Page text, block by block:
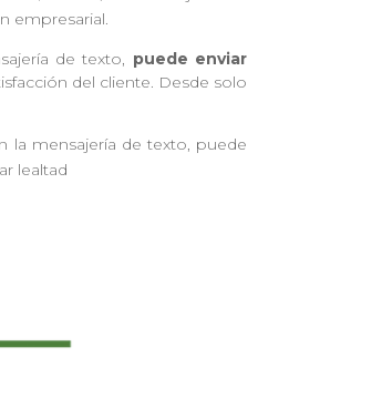
empresarial.
de texto, puede enviar
del cliente. Desde solo
la mensajería de texto, puede
lealtad